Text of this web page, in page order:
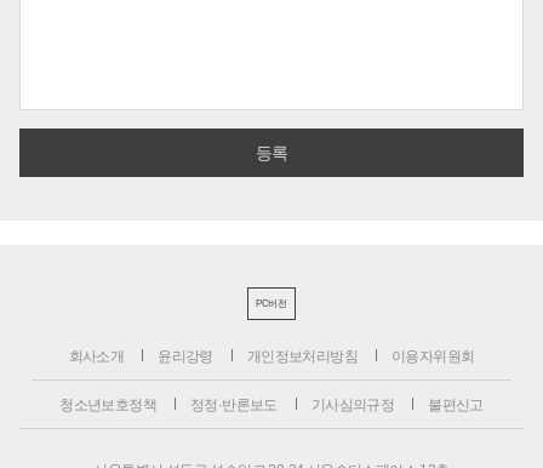
PC버전
회사소개 윤리강령 개인정보처리방침 이용자위원회
청소년보호정책 정정·반론보도 기사심의규정 불편신고